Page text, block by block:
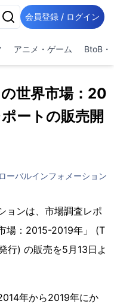
会員登録 / ログイン
アニメ・ゲーム BtoB・
世界市場：20
ートの販売開
ーバルインフォメーション
ョンは、市場調査レポ
場：2015-2019年」 (T
) の販売を5月13日よ
年から2019年にか